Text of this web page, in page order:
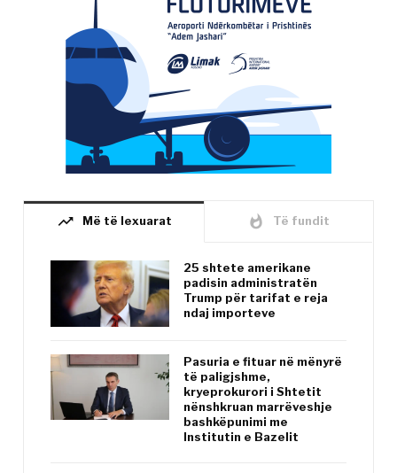
trending_up Më të lexuarat whatshot Të fundit
25 shtete amerikane
padisin administratën
Trump për tarifat e reja
ndaj importeve
Pasuria e fituar në mënyrë
të paligjshme,
kryeprokurori i Shtetit
nënshkruan marrëveshje
bashkëpunimi me
Institutin e Bazelit